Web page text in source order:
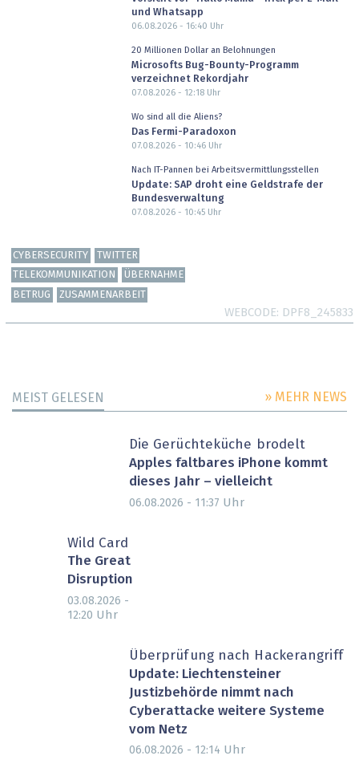
und Whatsapp
06.08.2026 - 16:40 Uhr
20 Millionen Dollar an Belohnungen
Microsofts Bug-Bounty-Programm
verzeichnet Rekordjahr
07.08.2026 - 12:18Uhr
Wo sind all die Aliens?
Das Fermi-Paradoxon
07.08.2026 - 10:46Uhr
Nach IT-Pannen bei Arbeitsvermittlungsstellen
Update: SAP droht eine Geldstrafe der
Bundesverwaltung
07.08.2026 - 10:45Uhr
CYBERSECURITY
TWITTER
TELEKOMMUNIKATION
ÜBERNAHME
BETRUG
ZUSAMMENARBEIT
WEBCODE DPF8_245833
MEIST GELESEN » MEHR NEWS
Die Gerüchteküche brodelt
Apples faltbares iPhone kommt
dieses Jahr – vielleicht
06.08.2026 - 11:37 Uhr
Wild Card
The Great
Disruption
03.08.2026 -
12:20 Uhr
Überprüfung nach Hackerangriff
Update: Liechtensteiner
Justizbehörde nimmt nach
Cyberattacke weitere Systeme
vom Netz
06.08.2026 - 12:14 Uhr